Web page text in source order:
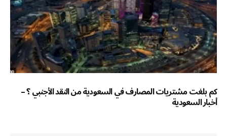
كم بلغت مشتريات المصارف في السعودية من النقد الأجنبي ؟ –
أخبار السعودية